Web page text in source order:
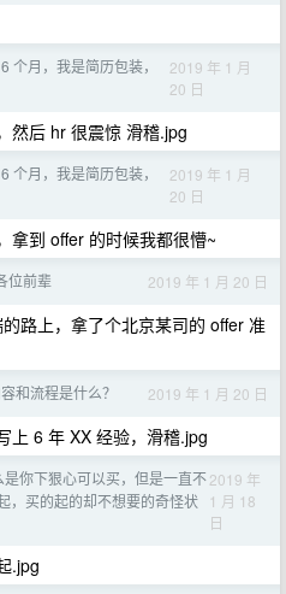
个月，我是简历包装，
2019 年 1 月
20 日
然后 hr 很震惊 滑稽.jpg
个月，我是简历包装，
2019 年 1 月
20 日
拿到 offer 的时候我都很懵~
位前辈 2019 年 1 月 20 日
路上，拿了个北京某司的 offer 准
和流程是什么？ 2019 年 1 月 20 日
上 6 年 XX 经验，滑稽.jpg
是你下狠心可以买，但是一直不
，买的起的却不想要的奇怪状
2019 年
1 月 18
日
.jpg